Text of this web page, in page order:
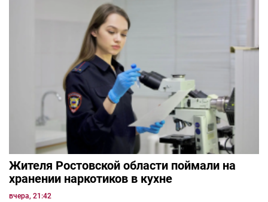
Жителя Ростовской области поймали на
хранении наркотиков в кухне
вчера, 21:42